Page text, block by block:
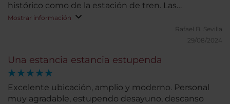
histórico como de la estación de tren. Las
habitaciones son amplias y muy confortables. Las
dos habitaciones que ocupamos tenían bañera,
aunque habríamos preferido ducha. El bufé de
estancia fue muy corta, por lo que no podemos
valorar otros servicios.
Mostrar información
Rafael B. Sevilla
29/08/2024
Una estancia estancia estupenda
Excelente ubicación, amplio y moderno. Personal
muy agradable, estupendo desayuno, descanso